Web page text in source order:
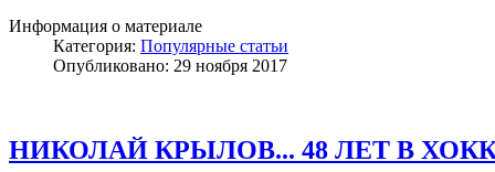
Информация о материале
Категория: Популярные статьи
Опубликовано: 29 ноября 2017
НИКОЛАЙ КРЫЛОВ... 48 ЛЕТ В